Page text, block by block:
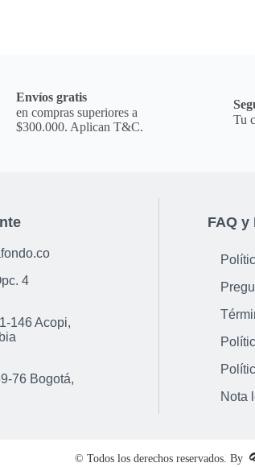
Envíos gratis
en compras superiores a
$300.000. Aplican T&C.
Tu
4
146 Acopi,
76 Bogotá,
FAQ y
Nota
© Todos los derechos reservados. By